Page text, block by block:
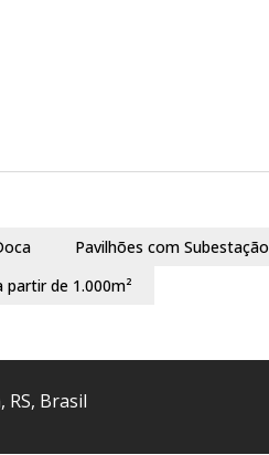
Pavilhões com Subestação
partir de 1.000m²
, RS, Brasil